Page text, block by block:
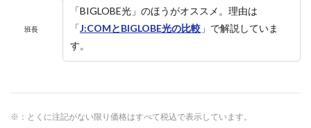
班長
「BIGLOBE光」のほうがオススメ。理由は
「J:COMとBIGLOBE光の比較 」で解説していま
す。
※：とくに注記がない限り価格はすべて税込で表示しています。